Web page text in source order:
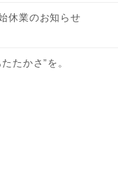
休業のお知らせ
たかさ”を。